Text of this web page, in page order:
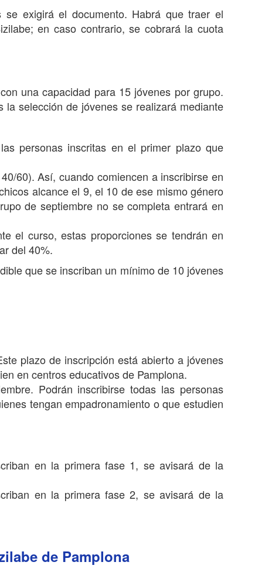
exigirá el documento. Habrá que traer el
en caso contrario, se cobrará la cuota
una capacidad para 15 jóvenes por grupo.
selección de jóvenes se realizará mediante
personas inscritas en el primer plazo que
60). Así, cuando comiencen a inscribirse en
alcance el 9, el 10 de ese mismo género
de septiembre no se completa entrará en
el curso, estas proporciones se tendrán en
del 40%.
que se inscriban un mínimo de 10 jóvenes
plazo de inscripción está abierto a jóvenes
en centros educativos de Pamplona.
Podrán inscribirse todas las personas
tengan empadronamiento o que estudien
en la primera fase 1, se avisará de la
en la primera fase 2, se avisará de la
de Pamplona